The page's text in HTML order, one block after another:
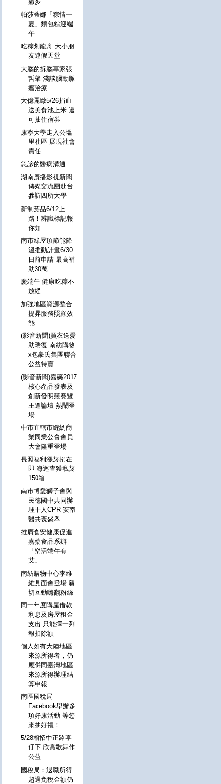
撇步
帕莎蒂娜「粽情一
夏」麵包粽迎端
午
吃粽划龍舟 大小朋
友連假天堂
大腦的拆腦專家張
哲肇 淺談腦動脈
瘤治療
大億麗緻5/26捐血
送美食池上米 還
可抽住宿券
康寧大學走入公塭
里社區 展現社會
責任
急診的醫病溝通
湖南廣播影視新聞
傳媒交流團赴台
參訪四所大學
新制菸品6/12上
路！辨識標記報
你知
南市綠屋頂節能降
溫推動計畫6/30
日前申請 最高補
助30萬
慶端午 健康吃粽不
放縱
加強地區資源整合
提昇服務照顧效
能
(影音新聞)買衣送愛
助瑞復 南紡購物
x包豪氏集團聯合
公益特賣
(影音新聞)嘉藥2017
核心產品發表及
創新發明競賽暨
王道論壇 熱鬧登
場
中市直轄市縫紉商
業同業公會會員
大會隆重登場
長照福利漲菸捐在
即 海巡查獲私菸
150箱
南市博愛獅子會與
民德國中共同辦
理千人CPR 安南
醫共襄盛舉
推廣食安健康促進
嘉藥食品系辦
「樂活端午有
艾」
南紡購物中心李維
維見面會登場 親
切互動嗨翻粉絲
同一年度購屋借款
利息及房屋租金
支出 只能擇一列
報扣除額
個人如有大陸地區
來源所得者，仍
應併同臺灣地區
來源所得辦理結
算申報
南區國稅局
Facebook舉辦多
項好康活動 等您
來抽好禮！
5/28相招中正路亭
仔下 欣賞歌舞作
公益
國稅局：退職所得
超過免稅金額仍